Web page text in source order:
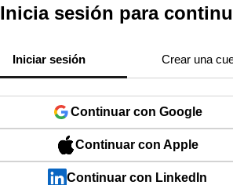
Inicia sesión para
Iniciar sesión Crear una
Continuar con Google
Continuar con Apple
Continuar con LinkedIn